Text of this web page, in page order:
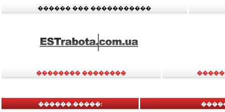
������ ��� �����������
�������� ��������
������.�����: